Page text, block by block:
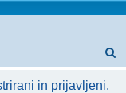
in prijavljeni.